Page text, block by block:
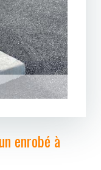
enrobé à